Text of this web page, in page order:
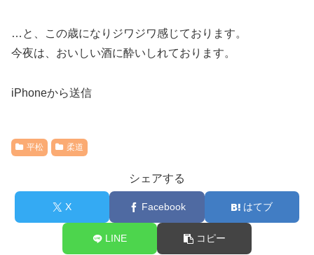
…と、この歳になりジワジワ感じております。
今夜は、おいしい酒に酔いしれております。
iPhoneから送信
平松 柔道
シェアする
X Facebook はてブ
LINE コピー